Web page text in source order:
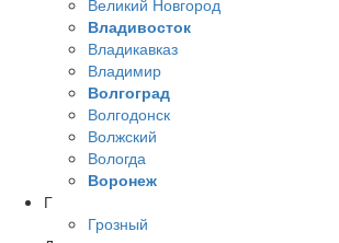
Великий Новгород
Владивосток
Владикавказ
Владимир
Волгоград
Волгодонск
Волжский
Вологда
Воронеж
Г
Грозный